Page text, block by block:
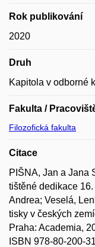
Rok publikování
2020
Druh
Kapitola v odborné
Fakulta /
Filozofická fakulta
Citace
PIŠNA, Jan a Jana
tištěné dedikace
Andrea; Veselá,
tisky v českých
Praha: Academia,
ISBN 978-80-200-